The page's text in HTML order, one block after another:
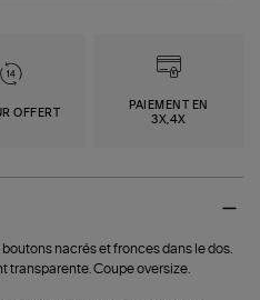
OFFERT
PAIEMENT EN
3X,4X
nacrés et fronces dans le dos.
transparente. Coupe oversize.